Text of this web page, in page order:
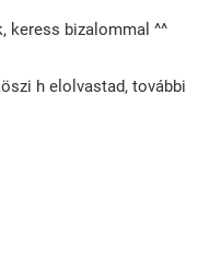
keress bizalommal ^^
h elolvastad, további